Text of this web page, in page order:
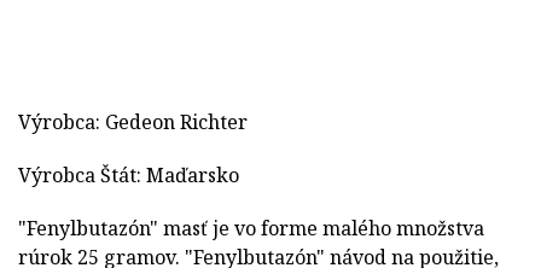
Výrobca: Gedeon Richter
Výrobca Štát: Maďarsko
"Fenylbutazón" masť je vo forme malého množstva
rúrok 25 gramov. "Fenylbutazón" návod na použitie,